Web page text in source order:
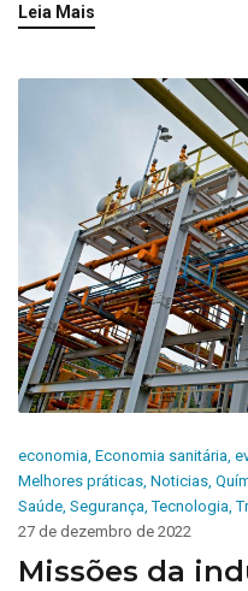
Leia Mais
economia Economia sanitária
Melhores práticas Noticias
Saúde Segurança ,Tecnologia ,
27 de dezembro de 2022
Missões da